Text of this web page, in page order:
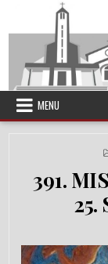
Skip to content
MENU
391.
25.